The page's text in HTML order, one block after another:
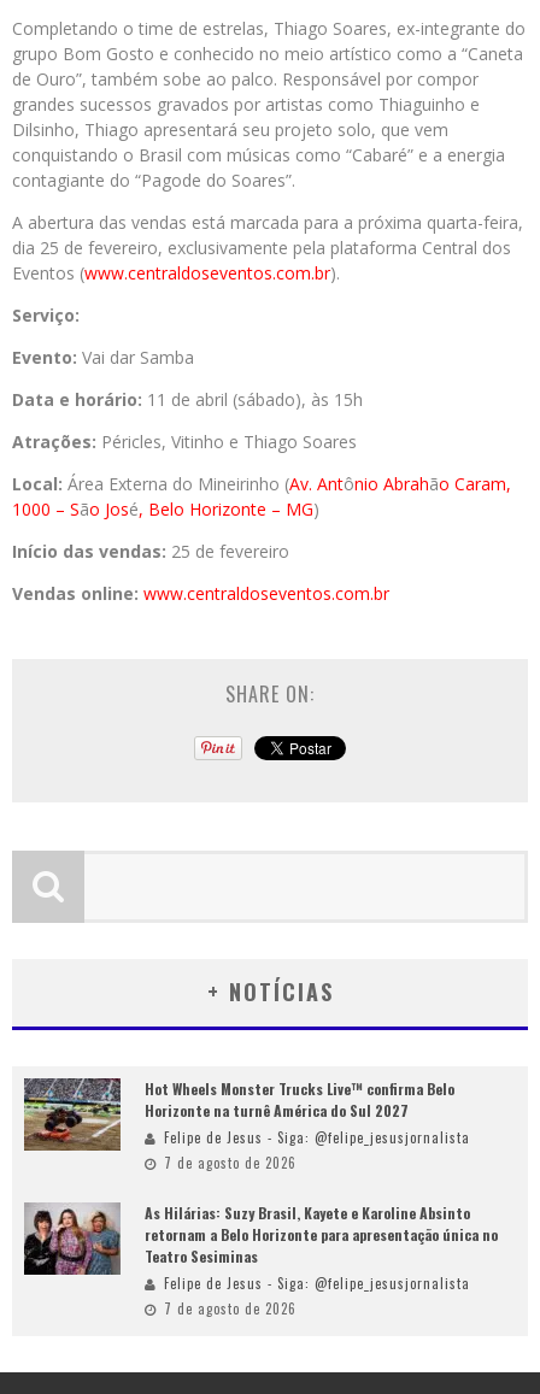
Completando o time de estrelas, Thiago Soares, ex-integrante do
grupo Bom Gosto e conhecido no meio artístico como a “Caneta
de Ouro”, também sobe ao palco. Responsável por compor
grandes sucessos gravados por artistas como Thiaguinho e
Dilsinho, Thiago apresentará seu projeto solo, que vem
conquistando o Brasil com músicas como “Cabaré” e a energia
contagiante do “Pagode do Soares”.
A abertura das vendas está marcada para a próxima quarta-feira,
dia 25 de fevereiro, exclusivamente pela plataforma Central dos
Eventos (www.centraldoseventos.com.br).
Serviço:
Evento: Vai dar Samba
Data e horário: 11 de abril (sábado), às 15h
Atrações: Péricles, Vitinho e Thiago Soares
Local: Área Externa do Mineirinho (Av. Antônio Abrahão Caram,
1000 – São José, Belo Horizonte – MG)
Início das vendas: 25 de fevereiro
Vendas online: www.centraldoseventos.com.br
SHARE ON:
+ NOTÍCIAS
Hot Wheels Monster Trucks Live™ confirma Belo
Horizonte na turnê América do Sul 2027
Felipe de Jesus - Siga: @felipe_jesusjornalista
7 de agosto de 2026
As Hilárias: Suzy Brasil, Kayete e Karoline Absinto
retornam a Belo Horizonte para apresentação única no
Teatro Sesiminas
Felipe de Jesus - Siga: @felipe_jesusjornalista
7 de agosto de 2026